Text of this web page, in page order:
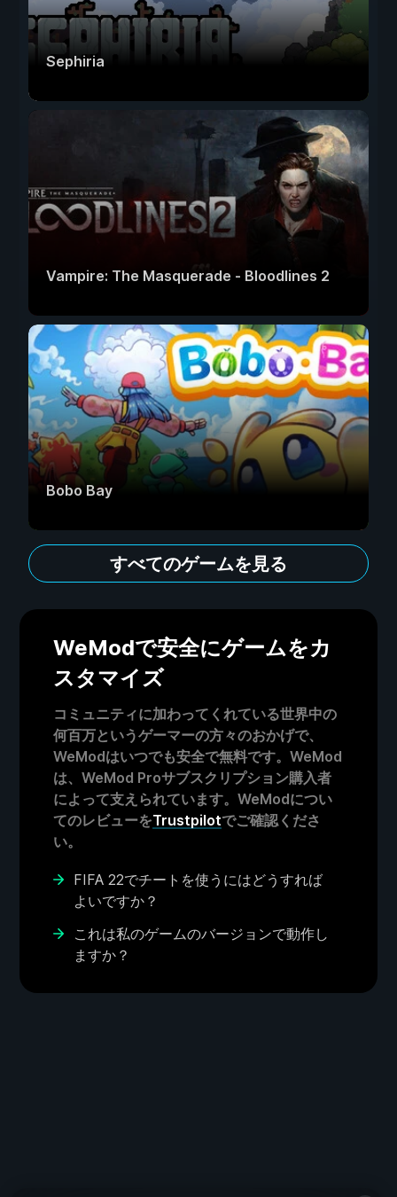
Sephiria
Vampire: The Masquerade - Bloodlines 2
Bobo Bay
すべてのゲームを見る
WeModで安全にゲームをカ
スタマイズ
コミュニティに加わってくれている世界中の
何百万というゲーマーの方々のおかげで、
WeModはいつでも安全で無料です。WeMod
は、WeMod Proサブスクリプション購入者
によって支えられています。WeModについ
てのレビューをTrustpilotでご確認くださ
い。
FIFA 22でチートを使うにはどうすれば
よいですか？
これは私のゲームのバージョンで動作し
ますか？